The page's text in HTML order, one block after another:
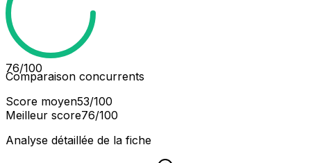
76/100
Comparaison concurrents
Score moyen53/100
Meilleur score76/100
Analyse détaillée de la fiche